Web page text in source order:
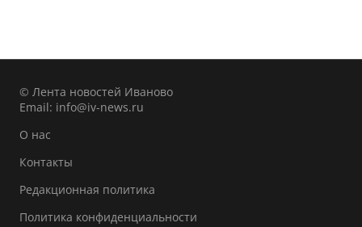
© Лента новостей Иваново
Email: info@iv-news.ru
О нас
Контакты
Редакционная политика
Политика конфиденциальности